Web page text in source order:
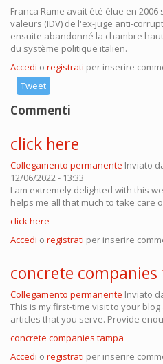
Franca Rame avait été élue en
valeurs (IDV) de l'ex-juge anti-
ensuite abandonné la chambre
du système politique italien.
Accedi o registrati per inserire
Tweet
Commenti
click here
Collegamento permanente Inviato
12/06/2022 - 13:33
I am extremely delighted with this
helps me all that much to take care
click here
Accedi o registrati per inserire
concrete
Collegamento permanente Inviato
This is my first-time visit to your
articles that you serve. Provide
concrete companies tampa
Accedi o registrati per inserire